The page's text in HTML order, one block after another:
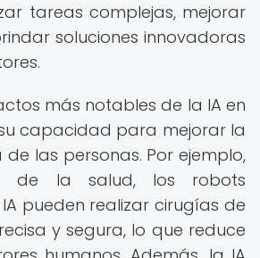
tareas complejas, mejorar
soluciones innovadoras
más notables de la IA en
capacidad para mejorar la
las personas. Por ejemplo,
de la salud, los robots
pueden realizar cirugías de
y segura, lo que reduce